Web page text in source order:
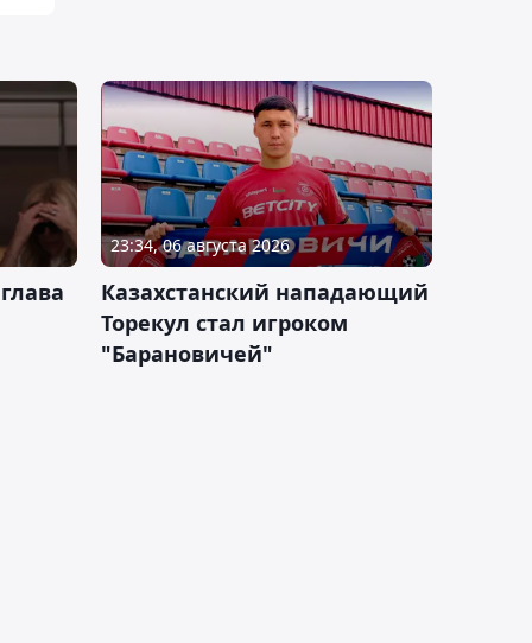
23:34, 06 августа 2026
Казахстанский нападающий
Торекул стал игроком
"Барановичей"